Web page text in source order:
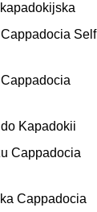
Self
Kapadokii
Cappadocia
Cappadocia